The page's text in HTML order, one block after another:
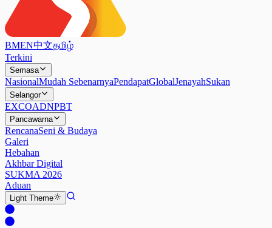
BMEN中文தமிழ்
Terkini
Semasa
NasionalMudah SebenarnyaPendapatGlobalJenayahSukan
Selangor
EXCOADNPBT
Pancawarna
RencanaSeni & Budaya
Galeri
Hebahan
Akhbar Digital
SUKMA 2026
Aduan
Light Theme